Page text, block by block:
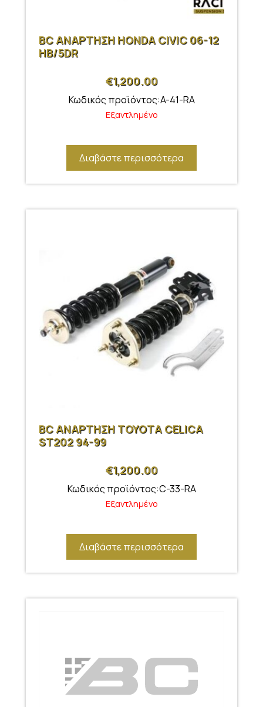
BC ΑΝΑΡΤΗΣΗ HONDA CIVIC 06-12
HB/5DR
€1,200.00
Κωδικός προϊόντος:A-41-RA
Εξαντλημένο
Διαβάστε περισσότερα
BC ΑΝΑΡΤΗΣΗ ΤΟΥΟΤΑ CELICA
ST202 94-99
€1,200.00
Κωδικός προϊόντος:C-33-RA
Εξαντλημένο
Διαβάστε περισσότερα